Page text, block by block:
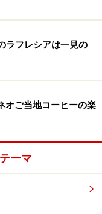
の
ン」（11リンギッ
り効いているので
なる味です。
なく、トムヤム・
リンギット）も人
マリネ（10リンギ
フードの宝庫なの
ラフレシアは一見の
オご当地コーヒーの楽
ーマ